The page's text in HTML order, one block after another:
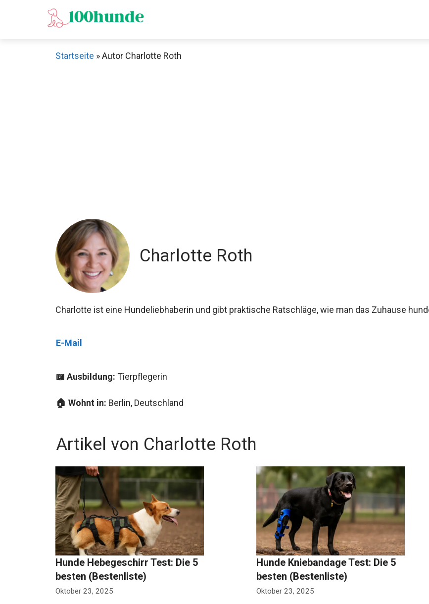
Startseite »Autor Charlotte Roth
Charlotte Roth
Charlotte ist eine Hundeliebhaberin und gibt praktische Ratschläge, wie man das Zuhause
E-Mail
📖 Ausbildung: Tierpflegerin
🏠 Wohnt in: Berlin, Deutschland
Artikel von Charlotte Roth
Oktober 23, 2025
Hunde Hebegeschirr Test: Die 5
besten (Bestenliste)
Oktober 23, 2025
Hunde Kniebandage Test: Die 5
besten (Bestenliste)